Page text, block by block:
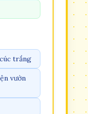
trắng
vườn